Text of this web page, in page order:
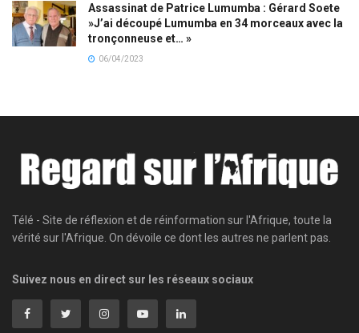
Assassinat de Patrice Lumumba : Gérard Soete
»J’ai découpé Lumumba en 34 morceaux avec la
tronçonneuse et… »
06/04/2023
Télé - Site de réflexion et de réinformation sur l'Afrique, toute la
vérité sur l'Afrique. On dévoile ce dont les autres ne parlent pas.
Suivez nous en direct sur les réseaux sociaux